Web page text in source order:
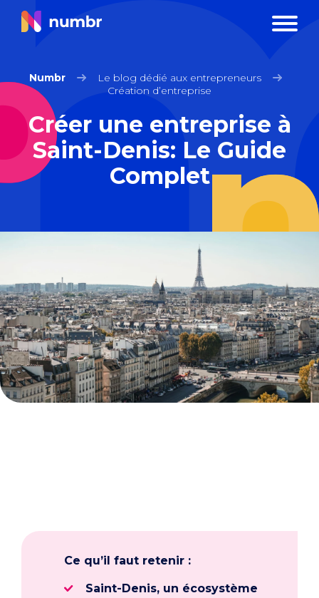
Numbr
Le blog dédié aux entrepreneurs
Création d’entreprise
Créer une entreprise à
Saint-Denis: Le Guide
Complet
Ce qu’il faut retenir :
Saint-Denis, un écosystème